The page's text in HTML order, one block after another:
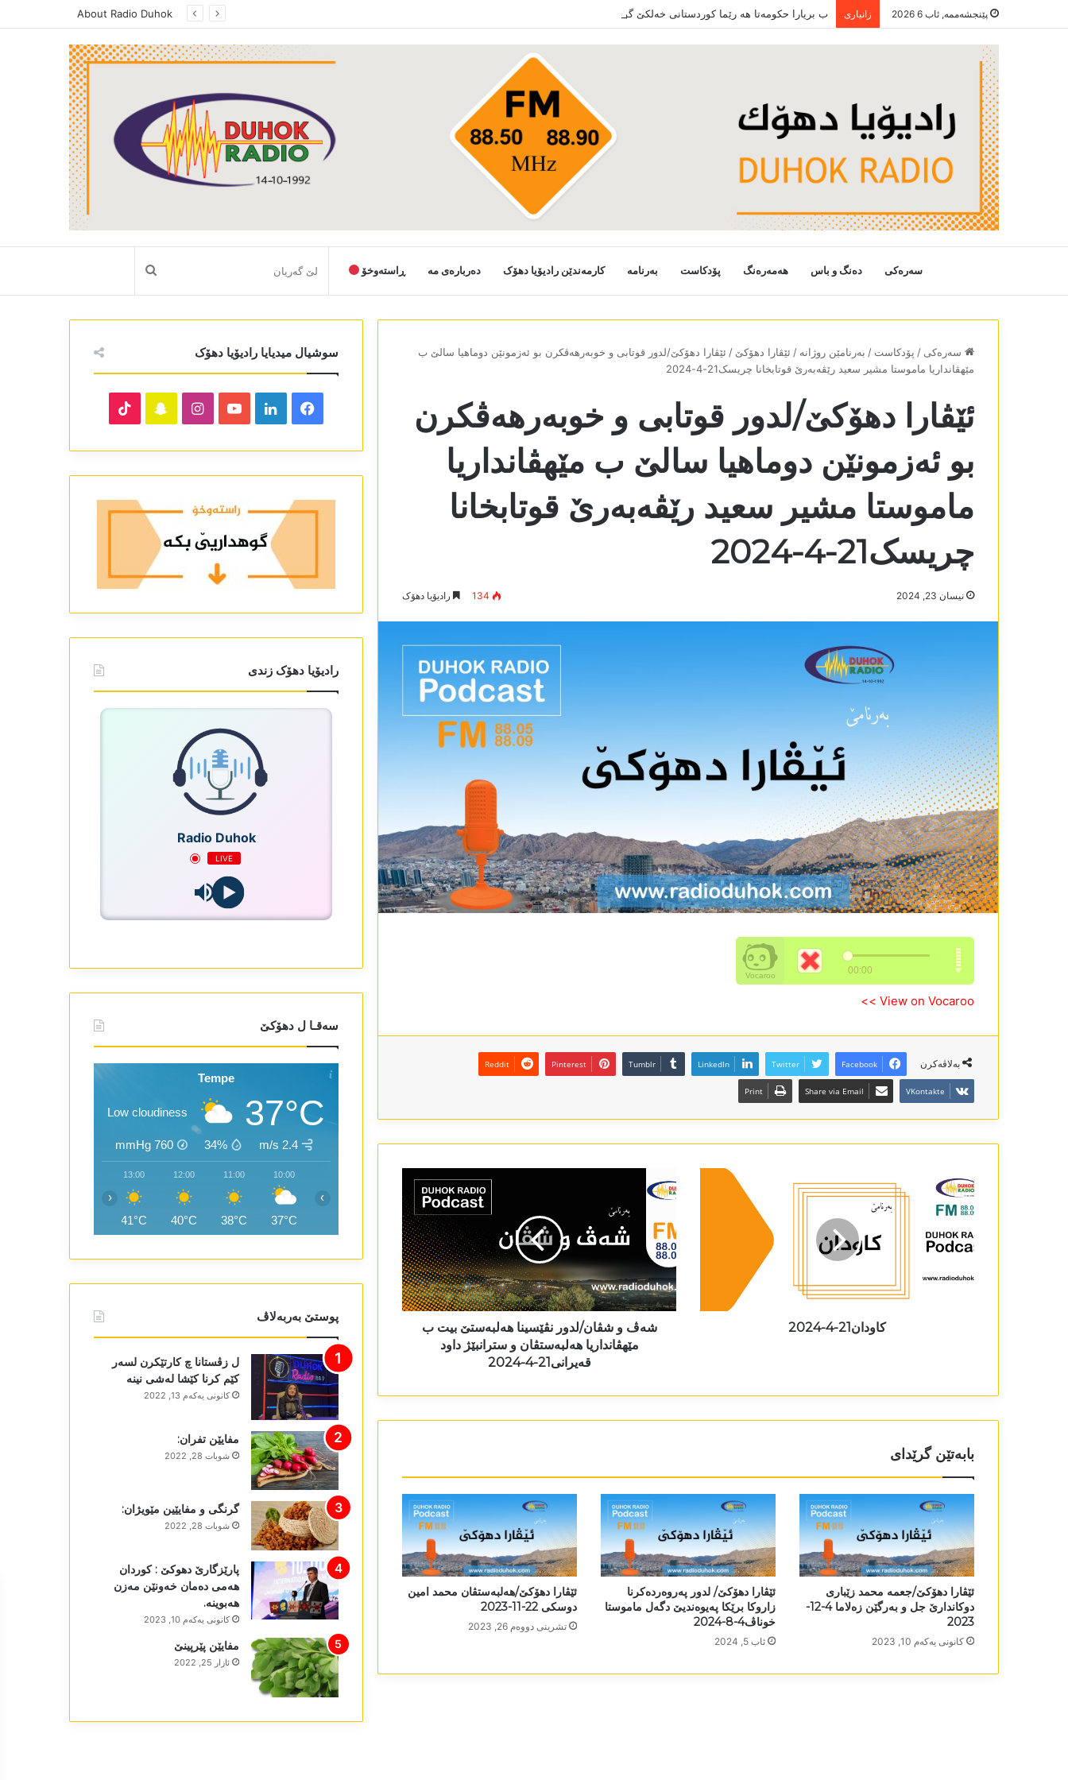
پێنجشەممە, ئاب 6 2026 زانیاری ب بریارا حکومەتا ھە رێما کوردستانی خەلکێ گوندێن سەر ب ئێدارا زاخو ڤە دشین سەرەدانا گوندیێن خو بکەن About Radio Duhok
سەرەکی دەنگ و باس هەمەرەنگ پۆدکاست بەرنامە کارمەندێن رادیۆیا دھۆک دەربارەی مە ڕاستەوخۆ لێ
گەریان
سەرەکی / پۆدکاست / بەرنامێن روژانە / ئێڤارا دھۆکێ / ئێڤارا دھۆکێ/لدور قوتابی و خوبەرھەڤکرن بو ئەزمونێن دوماھیا سالێ ب
مێھڤانداریا ماموستا مشیر سعید رێڤەبەرێ قوتابخانا چریسک21-4-2024
ئێڤارا دھۆکێ/لدور قوتابی و خوبەرھەڤکرن
بو ئەزمونێن دوماھیا سالێ ب مێھڤانداریا
ماموستا مشیر سعید رێڤەبەرێ قوتابخانا
چریسک21-4-2024
نیسان 23, 2024 134 رادیۆیا دھۆک
View on Vocaroo >>
بەلاڤەکرن Facebook
Twitter
LinkedIn
Tumblr
Pinterest
Reddit
VKontakte
Share via Email
Print
کاودان21-4-2024
شەڤ و شڤان/لدور نڤێسینا ھەلبەستێ بیت ب
مێھڤانداریا ھەلبەستڤان و سترانبێژ داود
قەیرانی21-4-2024
بابەتێن گرێدای
ئێڤارا دھۆکێ/جعمە محمد زێباری
دوکاندارێ جل و بەرگێن زەلاما 4-12-
2023
كانونی یه‌كه‌م 10, 2023
ئێڤارا دھۆکێ/ لدور پەروەردەکرنا
زاروکا برێکا پەیوەندیێ دگەل ماموستا
خوناڤ4-8-2024
ئاب 5, 2024
ئێڤارا دھۆکێ/ھەلبەستڤان محمد امین
دوسکی 22-11-2023
تشرینی دووه‌م 26, 2023
سوشیال میدیایا رادیۆیا دھۆک
Facebook
LinkedIn
YouTube
Instagram
Snapchat
رادیۆیا دھۆک زندی
Radio Duhok
LIVE
سەقـا ل دھۆکێ
Tempe
37°C
Low cloudiness
2.4 m/s
34%
760
mmHg
10:00
37°C
11:00
38°C
12:00
40°C
13:00
41°C
‹ ›
پوستێ بەربەلاڤ
ل زڤستانا چ کارتێکرن لسەر
کێم کرنا کێشا لەشی نینە
كانونی یه‌كه‌م 13, 2022
مفایێن تفران:
شوبات 28, 2022
گرنگی و مفایێین مێویژان:
شوبات 28, 2022
پارێزگارێ دھوکێ : کوردان
ھەمی دەمان خەونێن مەزن
ھەبوینە.
كانونی یه‌كه‌م 10, 2023
مفایێن پێرپینێ
ئازار 25, 2022